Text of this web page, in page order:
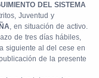
DEL SISTEMA
Juventud y
, en situación de activo.
de tres días hábiles,
siguiente al del cese en
de la presente